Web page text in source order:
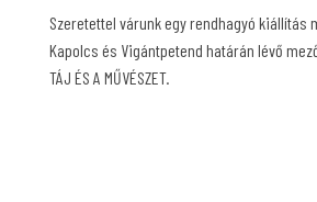
Szeretettel várunk egy rendhagyó kiállítás
Kapolcs és Vigántpetend határán lévő
TÁJ ÉS A MŰVÉSZET.